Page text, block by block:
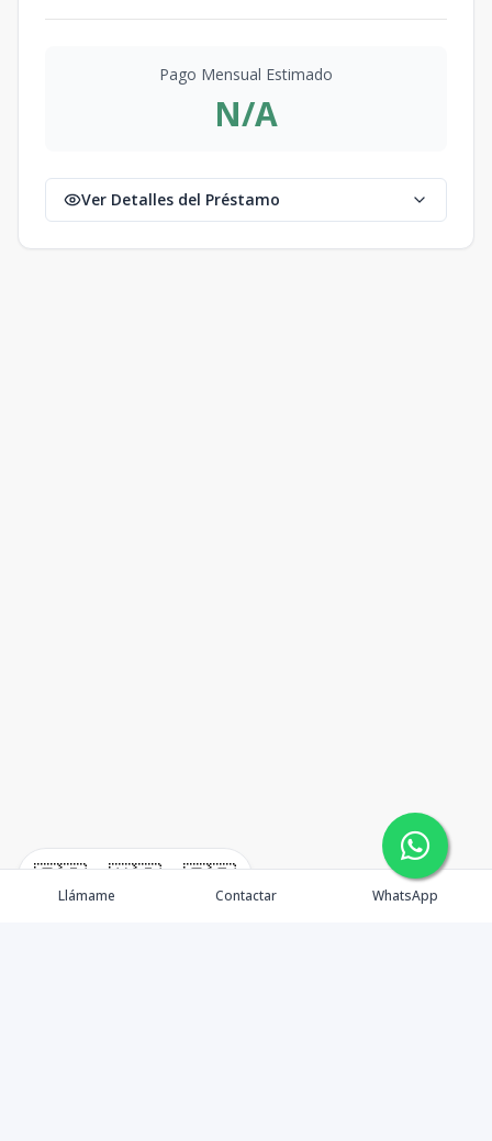
🇪🇸 🇺🇸 🇫🇷
Pago Mensual Estimado
N/A
Ver Detalles del Préstamo
Llámame Contactar WhatsApp